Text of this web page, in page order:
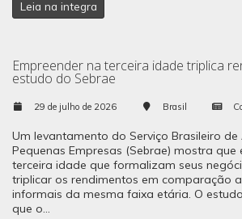
Leia na integra
Empreender na terceira idade triplica
estudo do Sebrae
29 de julho de 2026 Brasil
Um levantamento do Serviço Brasileiro de
Pequenas Empresas (Sebrae) mostra
terceira idade que formalizam seus
triplicar os rendimentos em comparação
informais da mesma faixa etária. O
que o...